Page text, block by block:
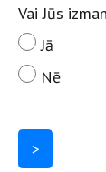
Vai Jūs
Jā
Nē
>